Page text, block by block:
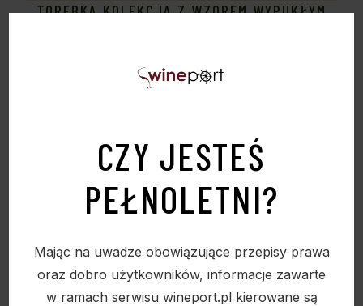
CZY JESTEŚ
PEŁNOLETNI?
Mając na uwadze obowiązujące przepisy prawa
oraz dobro użytkowników, informacje zawarte
w ramach serwisu wineport.pl kierowane są
TOREBKA KOLEKCJA Z WZOREM WYPUKŁYM